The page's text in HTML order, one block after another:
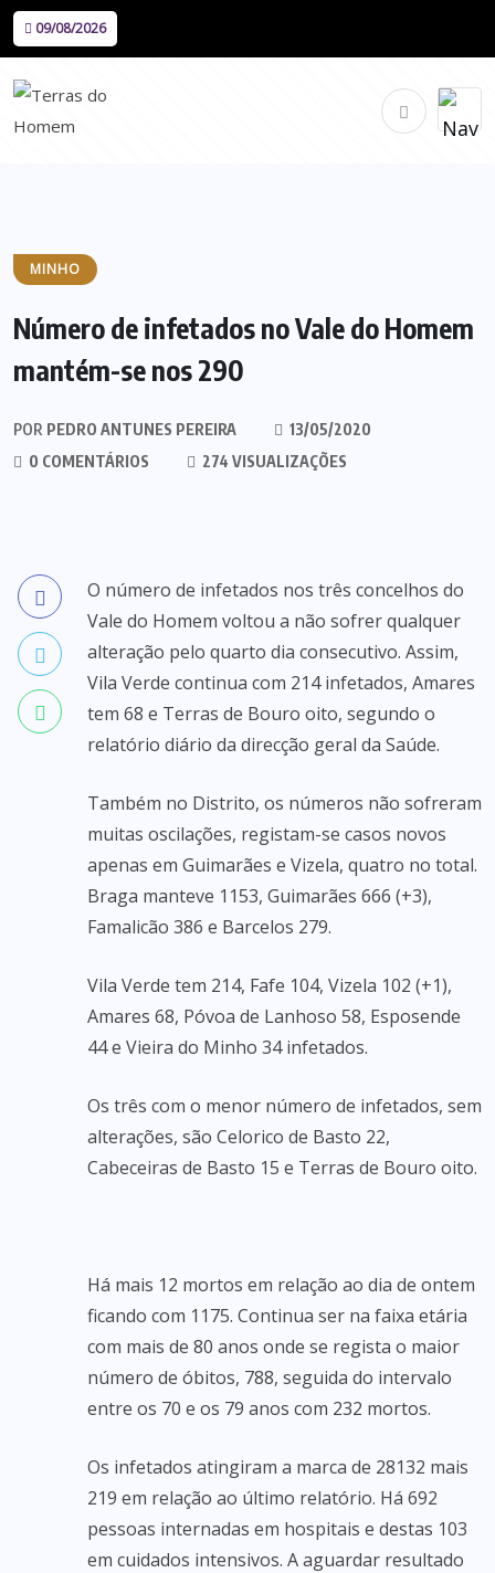
09/08/2026
MINHO
Número de infetados no Vale do Homem
mantém-se nos 290
POR PEDRO ANTUNES PEREIRA
13/05/2020
0 COMENTÁRIOS
274 VISUALIZAÇÕES
O número de infetados nos três concelhos do
Vale do Homem voltou a não sofrer qualquer
alteração pelo quarto dia consecutivo. Assim,
Vila Verde continua com 214 infetados, Amares
tem 68 e Terras de Bouro oito, segundo o
relatório diário da direcção geral da Saúde.
Também no Distrito, os números não sofreram
muitas oscilações, registam-se casos novos
apenas em Guimarães e Vizela, quatro no total.
Braga manteve 1153, Guimarães 666 (+3),
Famalicão 386 e Barcelos 279.
Vila Verde tem 214, Fafe 104, Vizela 102 (+1),
Amares 68, Póvoa de Lanhoso 58, Esposende
44 e Vieira do Minho 34 infetados.
Os três com o menor número de infetados, sem
alterações, são Celorico de Basto 22,
Cabeceiras de Basto 15 e Terras de Bouro oito.
Há mais 12 mortos em relação ao dia de ontem
ficando com 1175. Continua ser na faixa etária
com mais de 80 anos onde se regista o maior
número de óbitos, 788, seguida do intervalo
entre os 70 e os 79 anos com 232 mortos.
Os infetados atingiram a marca de 28132 mais
219 em relação ao último relatório. Há 692
pessoas internadas em hospitais e destas 103
em cuidados intensivos. A aguardar resultado